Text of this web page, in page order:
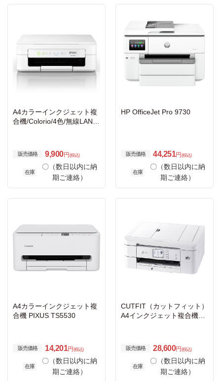
A4カラーインクジェット複
合機/Colorio/4色/無線LAN/
販売価格 9,900円 (税込)
在庫
〇（数日以内に納
期ご連絡）
HP OfficeJet Pro 9730
販売価格 44,251円 (税込)
在庫
〇（数日以内に納
期ご連絡）
A4カラーインクジェット複
合機 PIXUS TS5530
販売価格 14,201円 (税込)
在庫
〇（数日以内に納
期ご連絡）
CUTFIT（カットフィット）
A4インクジェット複合機
販売価格 28,600円 (税込)
在庫
〇（数日以内に納
期ご連絡）